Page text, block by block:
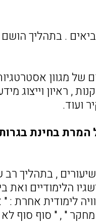
. בתהליך
מגוון
ראיון וייצוג
ועוד.
המרת בחינת
, בתהליך רב
ואת
לימודית אחרת : "
" , " סוף סוף